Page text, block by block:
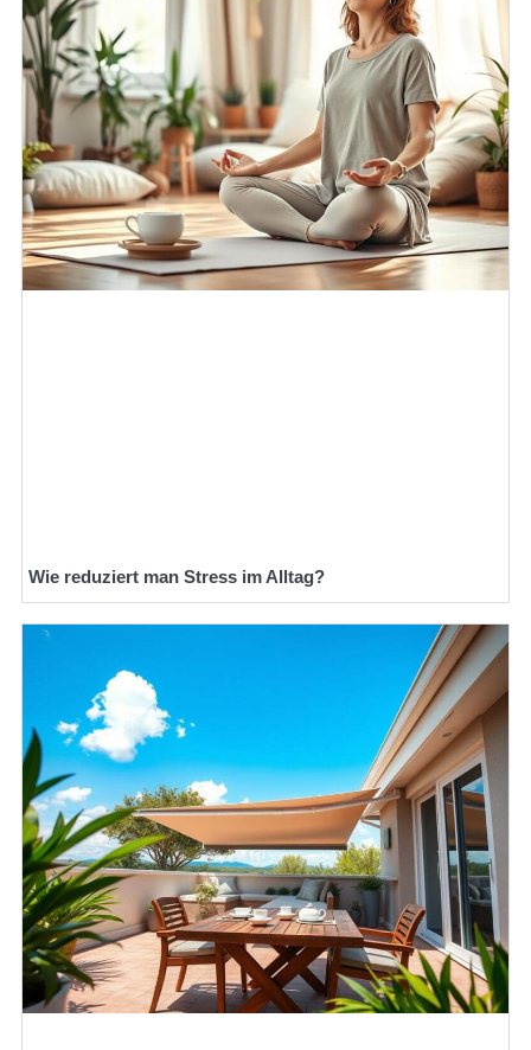
Wie reduziert man Stress im Alltag?